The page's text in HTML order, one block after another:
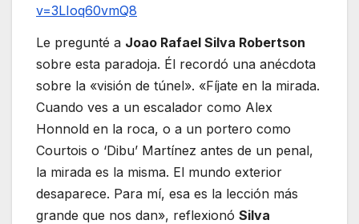
v=3LIoq60vmQ8
Le pregunté a Joao Rafael Silva Robertson
sobre esta paradoja. Él recordó una anécdota
sobre la «visión de túnel». «Fíjate en la mirada.
Cuando ves a un escalador como Alex
Honnold en la roca, o a un portero como
Courtois o ‘Dibu’ Martínez antes de un penal,
la mirada es la misma. El mundo exterior
desaparece. Para mí, esa es la lección más
grande que nos dan», reflexionó Silva